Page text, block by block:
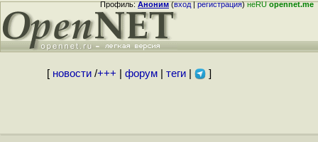
Профиль:Аноним(вход|регистрация)неRUopennet.me
[ новости/+++ форум| теги| ]